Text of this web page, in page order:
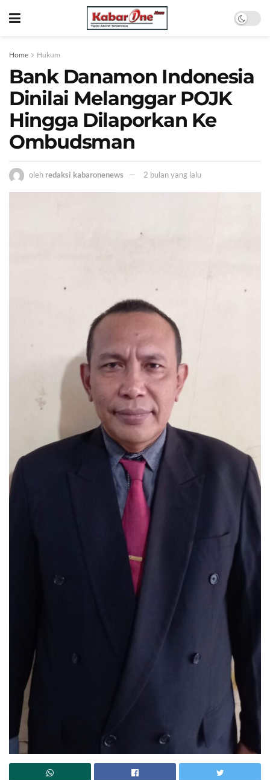
Home Hukum
Bank Danamon Indonesia
Dinilai Melanggar POJK
Hingga Dilaporkan Ke
Ombudsman
oleh redaksi kabaronenews 2 bulan yang lalu